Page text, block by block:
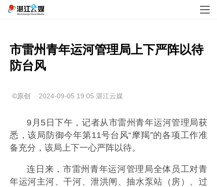
市雷州青年运河管理局上下严阵以待
防台风
©原创 2024-09-05 19:05 湛江云媒
9月5日下午，记者从市雷州青年运河管理局获
悉，该局防御今年第11号台风“摩羯”的各项工作准
备充分 ， 该局上下一心严阵以待。
连日来，市雷州青年运河管理局全体员工对青
年运河主河、干河、泄洪闸、抽水泵站（房）、过